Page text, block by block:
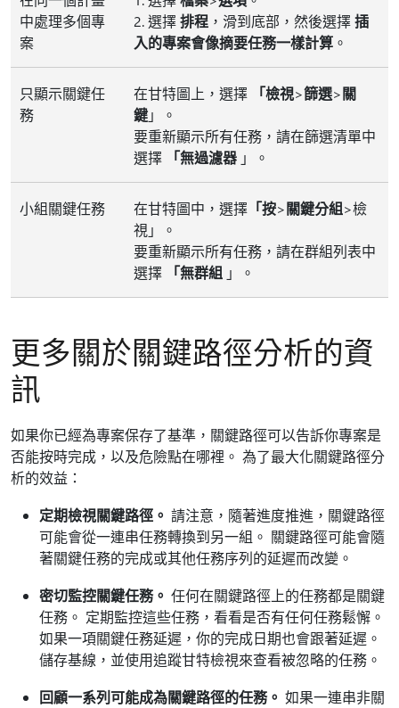
中處理多個專
案
2. 選擇排程 ，滑到底部，然後選擇插
入的專案會像摘要任務一樣計算 。
只顯示關鍵任
務
在甘特圖上，選擇 「檢視>篩選>關
鍵」。
要重新顯示所有任務，請在篩選清單中
選擇
「無過濾器 」。
小組關鍵任務 在甘特圖中，選擇 「按>關鍵分組>檢
視」。
要重新顯示所有任務，請在群組列表中
選擇
「無群組 」。
更多關於關鍵路徑分析的資
訊
如果你已經為專案保存了基準，關鍵路徑可以告訴你專案是
否能按時完成，以及危險點在哪裡。 為了最大化關鍵路徑分
析的效益：
定期檢視關鍵路徑。 請注意，隨著進度推進，關鍵路徑
可能會從一連串任務轉換到另一組。 關鍵路徑可能會隨
著關鍵任務的完成或其他任務序列的延遲而改變。
密切監控關鍵任務。 任何在關鍵路徑上的任務都是關鍵
任務。 定期監控這些任務，看看是否有任何任務鬆懈。
如果一項關鍵任務延遲，你的完成日期也會跟著延遲。
儲存基線，並使用追蹤甘特檢視來查看被忽略的任務。
回顧一系列可能成為關鍵路徑的任務。 如果一連串非關